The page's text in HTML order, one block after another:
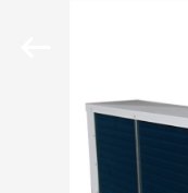
HOGAR